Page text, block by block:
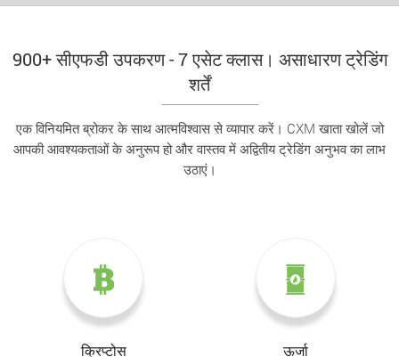
900+ सीएफडी उपकरण - 7 एसेट क्लास। असाधारण ट्रेडिंग
शर्तें
एक विनियमित ब्रोकर के साथ आत्मविश्वास से व्यापार करें। CXM खाता खोलें जो
आपकी आवश्यकताओं के अनुरूप हो और वास्तव में अद्वितीय ट्रेडिंग अनुभव का लाभ
उठाएं।
क्रिप्टोस ऊर्जा